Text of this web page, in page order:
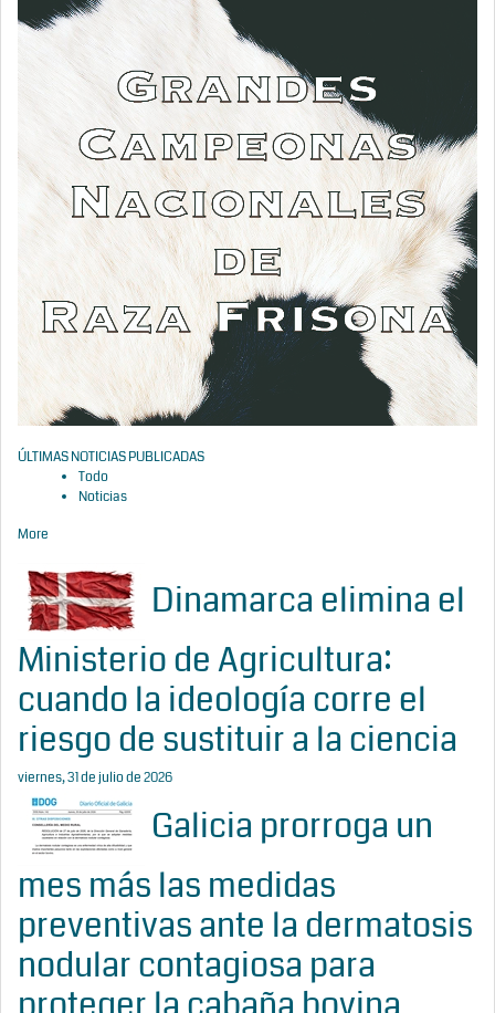
ÚLTIMAS NOTICIAS PUBLICADAS
Todo
Noticias
More
Dinamarca elimina el
Ministerio de Agricultura:
cuando la ideología corre el
riesgo de sustituir a la ciencia
viernes, 31 de julio de 2026
Galicia prorroga un
mes más las medidas
preventivas ante la dermatosis
nodular contagiosa para